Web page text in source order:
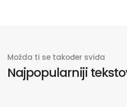
Možda ti se također sviđa
Najpopularniji